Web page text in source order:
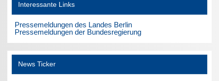
Interessante Links
Pressemeldungen des Landes Berlin
Pressemeldungen der Bundesregierung
News Ticker